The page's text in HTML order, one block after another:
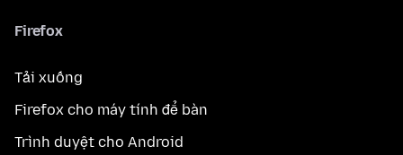
Firefox
Tải xuống
Firefox cho máy tính để bàn
Trình duyệt cho Android